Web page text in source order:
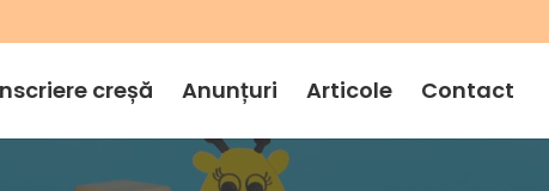
creșă Anunțuri Articole Contact